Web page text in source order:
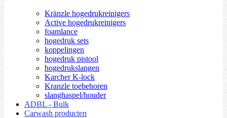
Kränzle hogedrukreinigers
Active hogedrukreinigers
foamlance
hogedruk sets
koppelingen
hogedruk pistool
hogedrukslangen
Karcher K-lock
Kranzle toebehoren
slanghaspel/houder
ADBL - Bulk
Carwash producten